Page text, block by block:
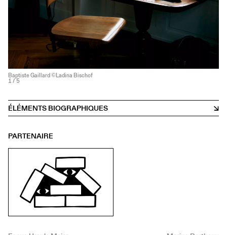
Baptiste Gaillard ©Ladina Bischof
1 / 5
ÉLÉMENTS BIOGRAPHIQUES
PARTENAIRE